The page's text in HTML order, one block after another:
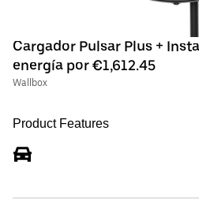
Cargador Pulsar Plus +
energía por €1,612.45
Wallbox
Product Features